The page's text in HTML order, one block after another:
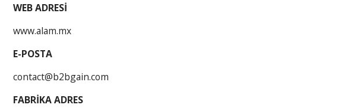
WEB ADRESİ
www.alam.mx
E-POSTA
contact@b2bgain.com
FABRİKA ADRES